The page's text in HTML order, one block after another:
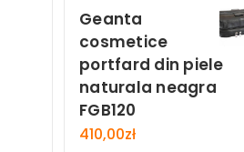
Geanta
cosmetice
portfard din piele
naturala neagra
FGB120
410,00zł